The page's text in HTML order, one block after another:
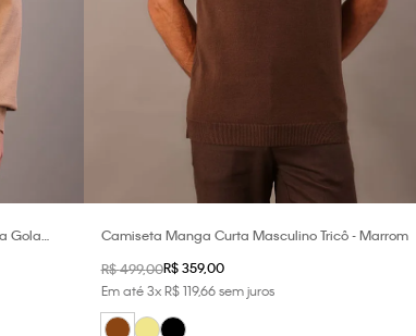
Gola
Camiseta Manga Curta Masculino Tricô - Marrom
R$499,00R$ 359,00
Em até3xR$ 119,66sem juros